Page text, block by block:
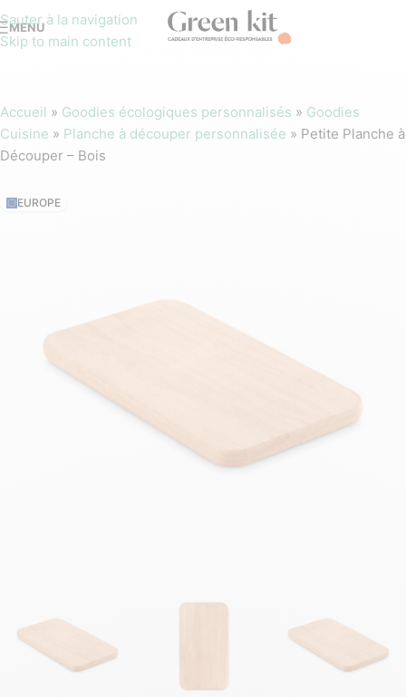
Sauter à la navigation
Skip to main content
MENU
Accueil » Goodies écologiques personnalisés » Goodies
Cuisine » Planche à découper personnalisée » Petite Planche à
Découper – Bois
EUROPE